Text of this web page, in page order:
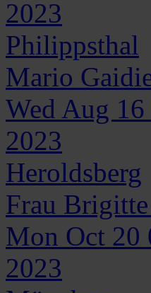
2023
Philippsthal
Mario
Wed Aug
2023
Heroldsberg
Frau Brigitte
Mon Oct 20
2023